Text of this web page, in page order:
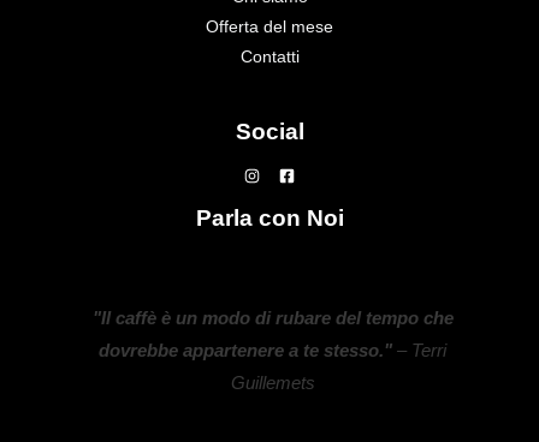
Offerta del mese
Contatti
Social
Parla con Noi
"Il caffè è un modo di rubare del tempo che
dovrebbe appartenere a te stesso." – Terri
Guillemets